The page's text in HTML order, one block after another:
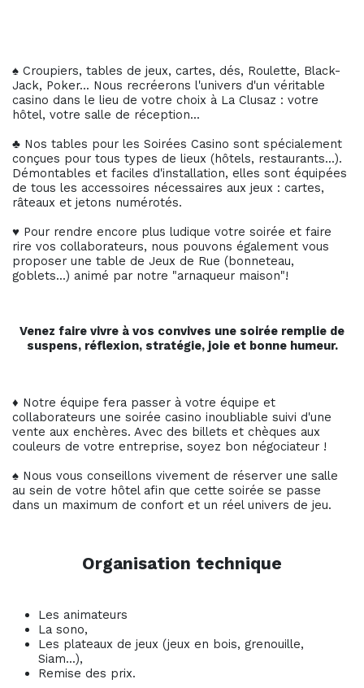
♠ Croupiers, tables de jeux, cartes, dés, Roulette, Black-
Jack, Poker... Nous recréerons l'univers d'un véritable
casino dans le lieu de votre choix à La Clusaz : votre
hôtel, votre salle de réception...
♣ Nos tables pour les Soirées Casino sont spécialement
conçues pour tous types de lieux (hôtels, restaurants...).
Démontables et faciles d'installation, elles sont équipées
de tous les accessoires nécessaires aux jeux : cartes,
râteaux et jetons numérotés.
♥ Pour rendre encore plus ludique votre soirée et faire
rire vos collaborateurs, nous pouvons également vous
proposer une table de Jeux de Rue (bonneteau,
goblets...) animé par notre "arnaqueur maison"!
Venez faire vivre à vos convives une soirée remplie de
suspens, réflexion, stratégie, joie et bonne humeur.
♦ Notre équipe fera passer à votre équipe et
collaborateurs une soirée casino inoubliable suivi d'une
vente aux enchères. Avec des billets et chèques aux
couleurs de votre entreprise, soyez bon négociateur !
♠ Nous vous conseillons vivement de réserver une salle
au sein de votre hôtel afin que cette soirée se passe
dans un maximum de confort et un réel univers de jeu.
Organisation technique
Les animateurs
La sono,
Les plateaux de jeux (jeux en bois, grenouille,
Siam...),
Remise des prix.